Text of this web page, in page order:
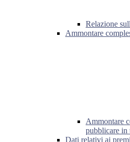
Relazione
Ammontare
Ammontare
pubblicare in
Dati relativi ai premi